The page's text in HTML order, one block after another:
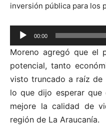
inversión pública para los
Reproductor
de
audio
00:00
Moreno agregó que el
potencial, tanto
visto truncado a raíz de
lo que dijo esperar que
mejore la calidad de
región de La Araucanía.